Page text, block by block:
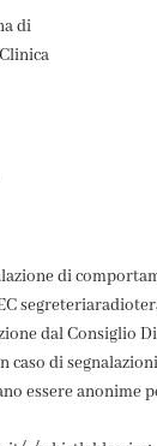
di
di
dal Consiglio
caso di
essere anonime